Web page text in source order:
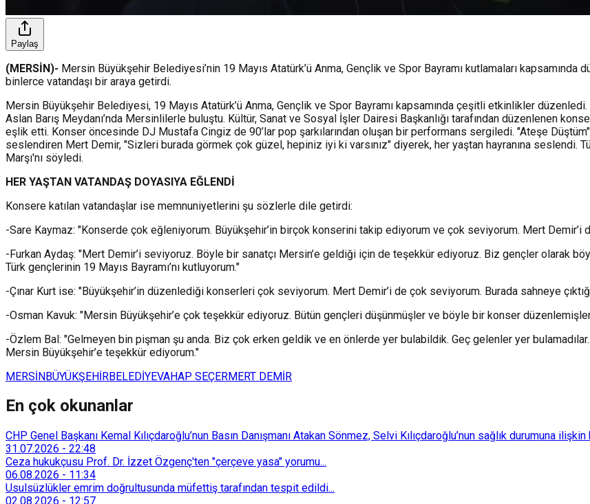
Paylaş
(MERSİN)- Mersin Büyükşehir Belediyesi’nin 19 Mayıs Atatürk’ü Anma, Gençlik ve Spor Bayramı kutlamaları
binlerce vatandaşı bir araya getirdi.
Mersin Büyükşehir Belediyesi, 19 Mayıs Atatürk’ü Anma, Gençlik ve Spor Bayramı kapsamında çeşitli etkinlikler
Aslan Barış Meydanı’nda Mersinlilerle buluştu. Kültür, Sanat ve Sosyal İşler Dairesi Başkanlığı tarafından düzenlenen
eşlik etti. Konser öncesinde DJ Mustafa Cingiz de 90’lar pop şarkılarından oluşan bir performans sergiledi. "Ateşe Düştüm",
seslendiren Mert Demir, "Sizleri burada görmek çok güzel, hepiniz iyi ki varsınız" diyerek, her yaştan hayranına seslendi.
Marşı'nı söyledi.
HER YAŞTAN VATANDAŞ DOYASIYA EĞLENDİ
Konsere katılan vatandaşlar ise memnuniyetlerini şu sözlerle dile getirdi:
-Sare Kaymaz: "Konserde çok eğleniyorum. Büyükşehir’in birçok konserini takip ediyorum ve çok seviyorum. Mert Demir’i
-Furkan Aydaş: "Mert Demir’i seviyoruz. Böyle bir sanatçı Mersin’e geldiği için de teşekkür ediyoruz. Biz gençler olarak
Türk gençlerinin 19 Mayıs Bayramı’nı kutluyorum."
-Çınar Kurt ise: "Büyükşehir’in düzenlediği konserleri çok seviyorum. Mert Demir’i de çok seviyorum. Burada sahneye
-Osman Kavuk: "Mersin Büyükşehir’e çok teşekkür ediyoruz. Bütün gençleri düşünmüşler ve böyle bir konser
-Özlem Bal: "Gelmeyen bin pişman şu anda. Biz çok erken geldik ve en önlerde yer bulabildik. Geç gelenler yer
Mersin Büyükşehir’e teşekkür ediyorum."
MERSİNBÜYÜKŞEHİRBELEDİYEVAHAP SEÇERMERT DEMİR
En çok okunanlar
CHP Genel Başkanı Kemal Kılıçdaroğlu’nun Basın Danışmanı Atakan Sönmez, Selvi Kılıçdaroğlu’nun sağlık durumuna
31.07.2026 - 22:48
Ceza hukukçusu Prof. Dr. İzzet Özgenç'ten "çerçeve yasa" yorumu...
06.08.2026 - 11:34
Usulsüzlükler emrim doğrultusunda müfettiş tarafından tespit edildi...
02.08.2026 - 12:57